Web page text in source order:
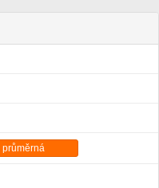
průměrná